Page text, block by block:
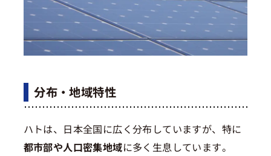
分布・地域特性
ハトは、日本全国に広く分布していますが、特に
都市部や人口密集地域に多く生息しています。